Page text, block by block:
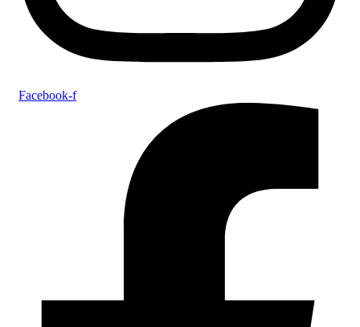
Facebook-f